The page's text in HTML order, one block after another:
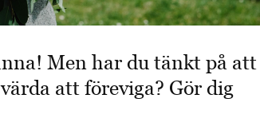
Men har du tänkt på att
att föreviga? Gör dig